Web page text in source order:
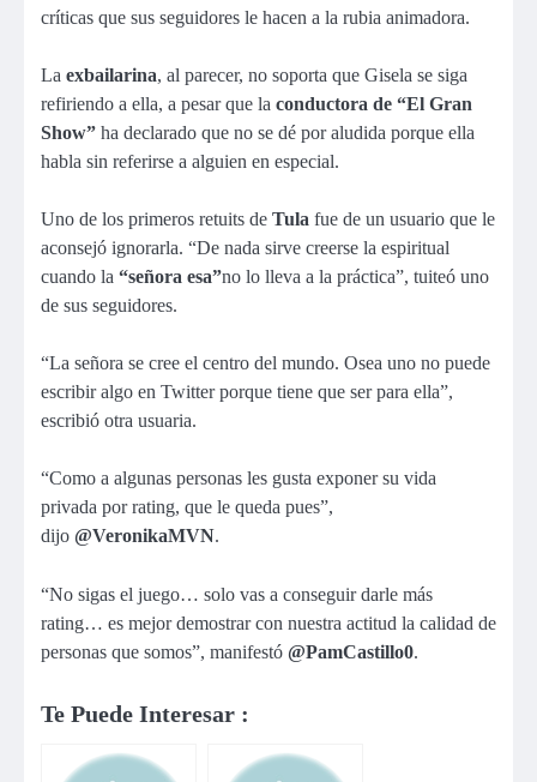
críticas que sus seguidores le hacen a la rubia animadora.
La exbailarina, al parecer, no soporta que Gisela se siga
refiriendo a ella, a pesar que la conductora de “El Gran
Show” ha declarado que no se dé por aludida porque ella
habla sin referirse a alguien en especial.
Uno de los primeros retuits de Tula fue de un usuario que le
aconsejó ignorarla. “De nada sirve creerse la espiritual
cuando la “señora esa”no lo lleva a la práctica”, tuiteó uno
de sus seguidores.
“La señora se cree el centro del mundo. Osea uno no puede
escribir algo en Twitter porque tiene que ser para ella”,
escribió otra usuaria.
“Como a algunas personas les gusta exponer su vida
privada por rating, que le queda pues”,
dijo @VeronikaMVN.
“No sigas el juego… solo vas a conseguir darle más
rating… es mejor demostrar con nuestra actitud la calidad de
personas que somos”, manifestó @PamCastillo0.
Te Puede Interesar :